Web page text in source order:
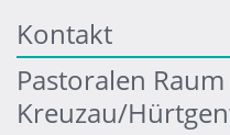
Kontakt
Pastoralen Raum
Kreuzau/